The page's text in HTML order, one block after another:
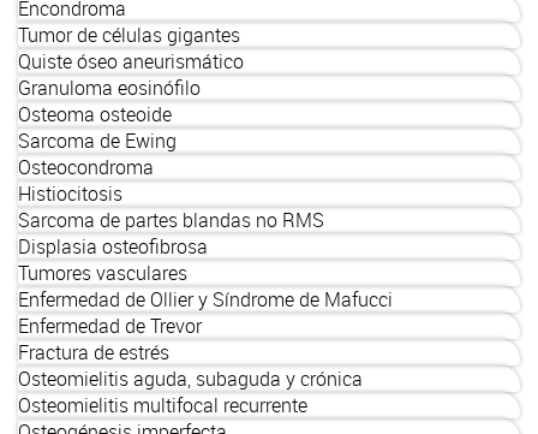
Encondroma
Tumor de células gigantes
Quiste óseo aneurismático
Granuloma eosinófilo
Osteoma osteoide
Sarcoma de Ewing
Osteocondroma
Histiocitosis
Sarcoma de partes blandas no RMS
Displasia osteofibrosa
Tumores vasculares
Enfermedad de Ollier y Síndrome de Mafucci
Enfermedad de Trevor
Fractura de estrés
Osteomielitis aguda, subaguda y crónica
Osteomielitis multifocal recurrente